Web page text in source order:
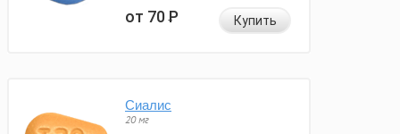
от 70Р Купить
Сиалис
20 мг